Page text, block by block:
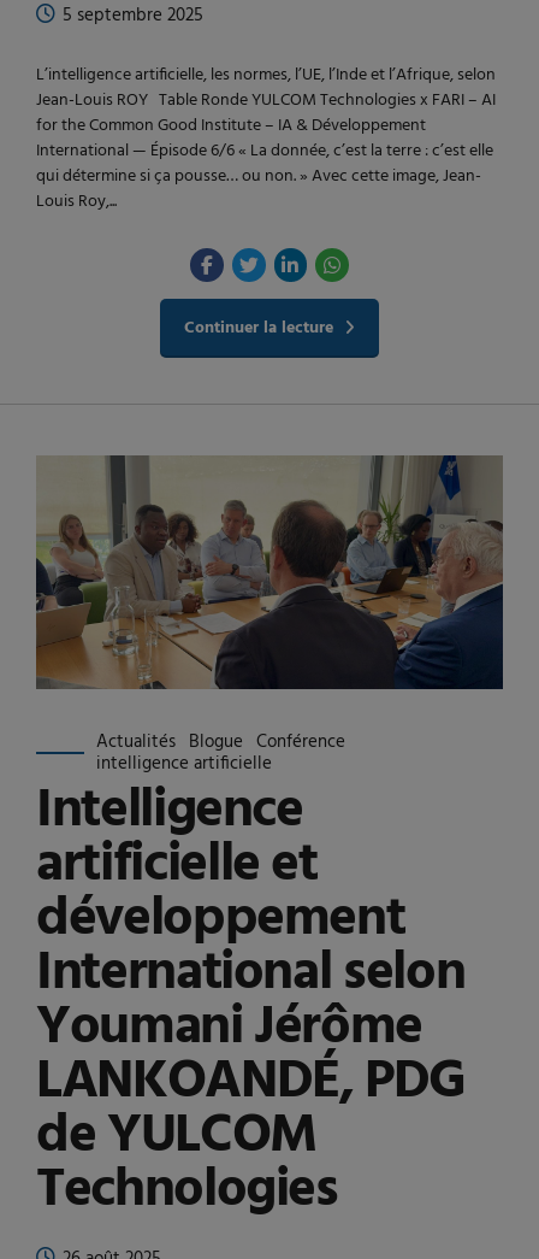
5 septembre 2025
L’intelligence artificielle, les normes, l’UE, l’Inde et l’Afrique, selon
Jean-Louis ROY Table Ronde YULCOM Technologies x FARI – AI
for the Common Good Institute – IA & Développement
International — Épisode 6/6 « La donnée, c’est la terre : c’est elle
qui détermine si ça pousse… ou non. » Avec cette image, Jean-
Louis Roy,...
Continuer la lecture
Actualités Blogue Conférence
intelligence artificielle
Intelligence
artificielle et
développement
International selon
Youmani Jérôme
LANKOANDÉ, PDG
de YULCOM
Technologies